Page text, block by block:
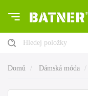
Hledej položky
Domů Dámská móda